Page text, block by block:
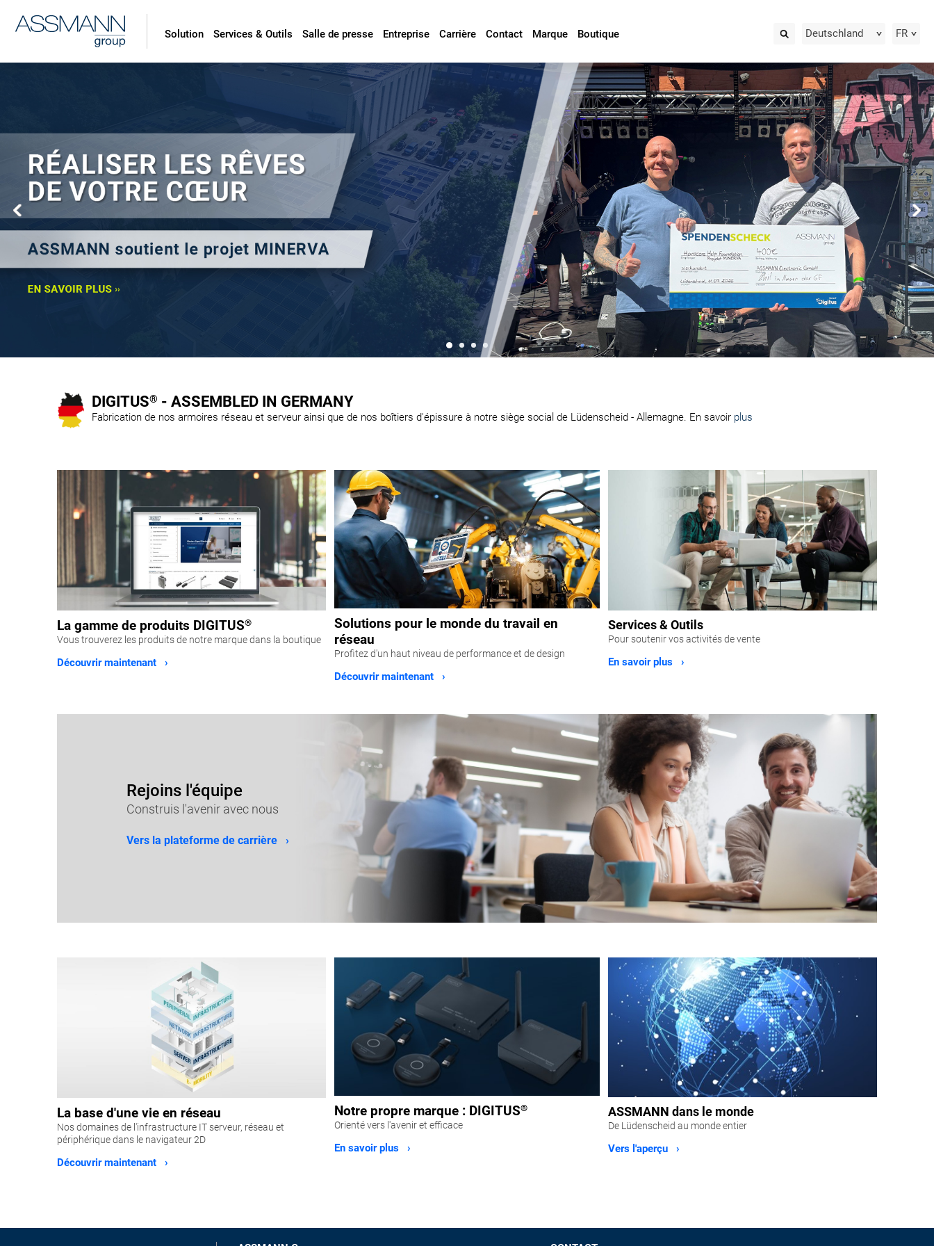
Deutschland FR
Solution Services & Outils Salle de presse Entreprise Carrière Contact Marque Boutique
DIGITUS® - ASSEMBLED IN GERMANY
Fabrication de nos armoires réseau et serveur ainsi que de nos boîtiers d'épissure à notre siège social de Lüdenscheid - Allemagne. En savoir plus
La gamme de produits DIGITUS®
Vous trouverez les produits de notre marque dans la boutique
Découvrir maintenant ›
Solutions pour le monde du travail en
réseau
Profitez d'un haut niveau de performance et de design
Découvrir maintenant ›
Services & Outils
Pour soutenir vos activités de vente
En savoir plus ›
Rejoins l'équipe
Construis l'avenir avec nous
Vers la plateforme de carrière ›
La base d'une vie en réseau
Nos domaines de l'infrastructure IT serveur, réseau et
périphérique dans le navigateur 2D
Découvrir maintenant ›
Notre propre marque : DIGITUS®
Orienté vers l'avenir et efficace
En savoir plus ›
ASSMANN dans le monde
De Lüdenscheid au monde entier
Vers l'aperçu ›